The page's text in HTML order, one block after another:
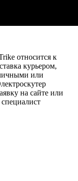
относится к
курьером,
или
на сайте или